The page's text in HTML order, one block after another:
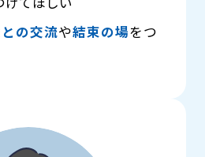
の交流や結束の場をつ